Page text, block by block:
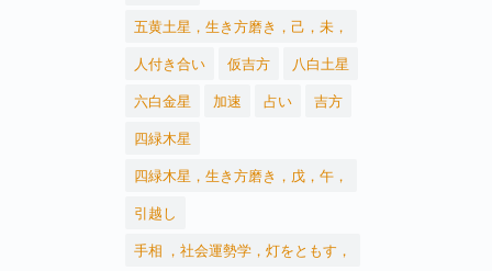
五黄土星，生き方磨き，己，未，
人付き合い
仮吉方
八白土星
六白金星
加速 占い
吉方
四緑木星
四緑木星，生き方磨き，戊，午，
引越し
手相 ，社会運勢学，灯をともす，